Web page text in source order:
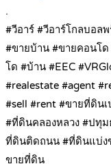
.
#วีอาร์ #วีอาร์โกลบอล
#ขายบ้าน #ขายคอนโด
โด #บ้าน #EEC
#realestate #agent
#sell #rent #ขายที่ดิน
#ที่ดินคลองหลวง #ปทุ
ที่ดินติดถนน #ที่ดินแบ่ง
ขายที่ดิน